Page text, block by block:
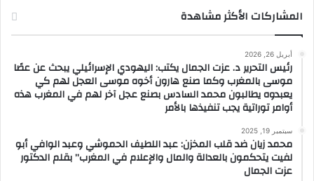
المشاركات الأكثر مشاهدة
أبريل 26, 2026
رئيس التحرير د. عزت الجمال يكتب: اليهودي الإسرائيلي يبحث عن عصًا
موسى بالمغرب وكما صنع هارون أخوه موسى العجل لهم كي
يعبدوه يطالبون محمد السادس بصنع عجل آخر لهم في المغرب هذه
أوامر توراتية يجب تنفيذها بالأمر
سبتمبر 19, 2025
محمد زيان ضد قلب المخزن: عبد اللطيف الحموشي وعبد الوافي أبو
لفيت يتحكمون بالعدالة والمال والإعلام في المغرب” بقلم الدكتور
عزت الجمال